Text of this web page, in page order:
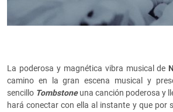
La poderosa y magnética vibra musical de
camino en la gran escena musical y
sencillo Tombstoneuna canción poderosa y
hará conectar con ella al instante y que por